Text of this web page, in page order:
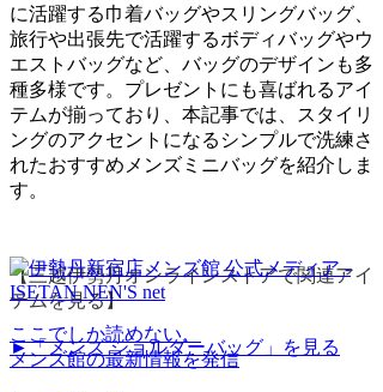
に活躍する巾着バッグやスリングバッグ、
旅行や出張先で活躍するボディバッグやウ
エストバッグなど、バッグのデザインも多
種多様です。プレゼントにも喜ばれるアイ
テムが揃っており、本記事では、スタイリ
ングのアクセントになるシンプルで洗練さ
れたおすすめメンズミニバッグを紹介しま
す。
【三越伊勢丹オンラインストアで関連アイ
テムを見る】
►「メンズ ショルダーバッグ」を見る
ここでしか読めない、
メンズ館の最新情報を発信